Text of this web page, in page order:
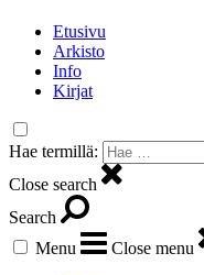
Etusivu
Arkisto
Info
Kirjat
Hae termillä:
Close search
Search
Menu
Close menu